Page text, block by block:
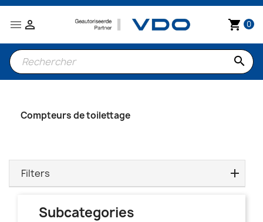
 shopping_cart 0

search
Compteurs de toilettage
Filters
Subcategories